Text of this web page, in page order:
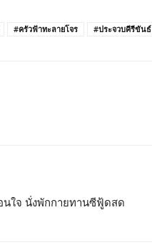
#ครัวฟ้าทะลายโจร #ประจวบคีรีขันธ์
นใจ นั่งพักกายทานซีฟู้ดสด